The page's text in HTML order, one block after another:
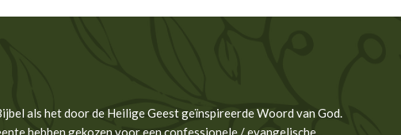
als het door de Heilige Geest geïnspireerde Woord van God.
hebben gekozen voor een confessionele / evangelische